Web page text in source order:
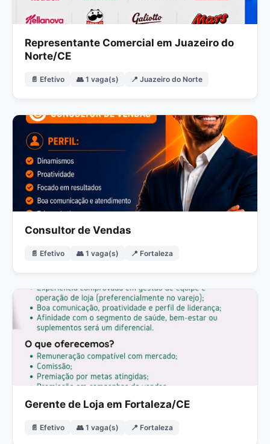
Representante Comercial em Juazeiro do
Norte/CE
📄 Efetivo 👥 1 vaga(s) 📍 Juazeiro do Norte
Consultor de Vendas
📄 Efetivo 👥 1 vaga(s) 📍 Fortaleza
Gerente de Loja em Fortaleza/CE
📄 Efetivo 👥 1 vaga(s) 📍 Fortaleza